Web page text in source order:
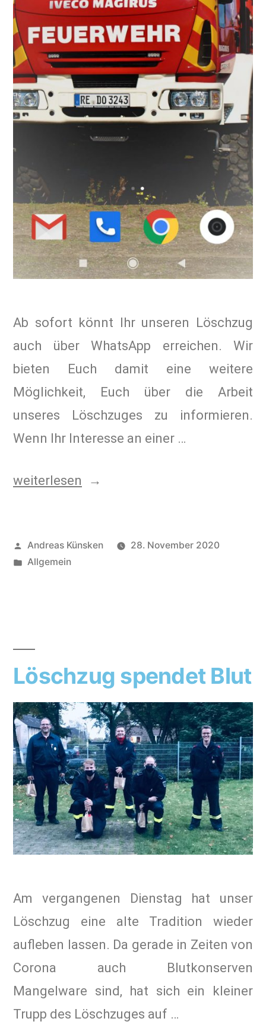
Ab sofort könnt Ihr unseren Löschzug
auch über WhatsApp erreichen. Wir
bieten Euch damit eine weitere
Möglichkeit, Euch über die Arbeit
unseres Löschzuges zu informieren.
Wenn Ihr Interesse an einer …
weiterlesen
Andreas Künsken
28. November 2020
Allgemein
Löschzug spendet Blut
Am vergangenen Dienstag hat unser
Löschzug eine alte Tradition wieder
aufleben lassen. Da gerade in Zeiten von
Corona auch Blutkonserven
Mangelware sind, hat sich ein kleiner
Trupp des Löschzuges auf …